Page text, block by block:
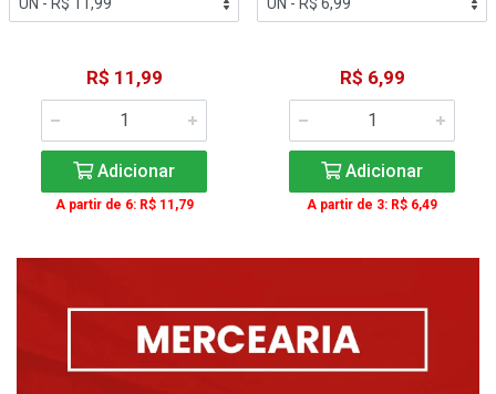
R$ 11,99
Adicionar
A partir de 6: R$ 11,79
R$ 6,99
Adicionar
A partir de 3: R$ 6,49